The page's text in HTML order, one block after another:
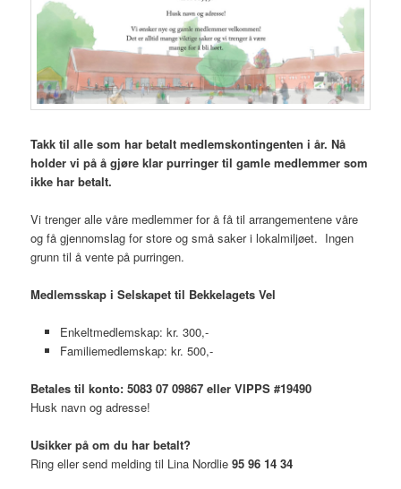
Takk til alle som har betalt medlemskontingenten i år. Nå
holder vi på å gjøre klar purringer til gamle medlemmer som
ikke har betalt.
Vi trenger alle våre medlemmer for å få til arrangementene våre
og få gjennomslag for store og små saker i lokalmiljøet. Ingen
grunn til å vente på purringen.
Medlemsskap i Selskapet til Bekkelagets Vel
Enkeltmedlemskap: kr. 300,-
Familiemedlemskap: kr. 500,-
Betales til konto: 5083 07 09867 eller VIPPS #19490
Husk navn og adresse!
Usikker på om du har betalt?
Ring eller send melding til Lina Nordlie95 96 14 34